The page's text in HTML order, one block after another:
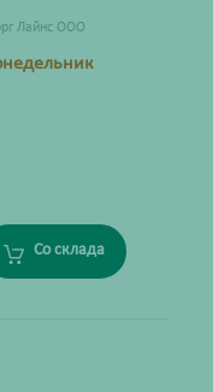
Лайнс ООО
Со склада